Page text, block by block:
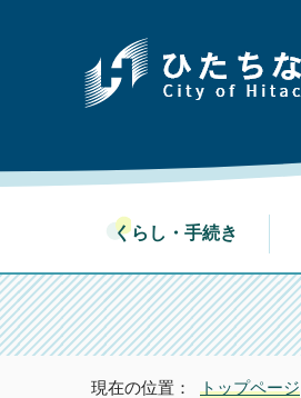
くらし・手続き
現在の位置： トップページ